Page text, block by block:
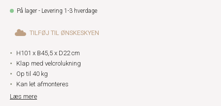
På lager - Levering 1-3 hverdage
TILFØJ TIL ØNSKESKYEN
H101 x B45,5 x D22 cm
Klap med velcrolukning
Op til 40 kg
Kan let afmonteres
Læs mere